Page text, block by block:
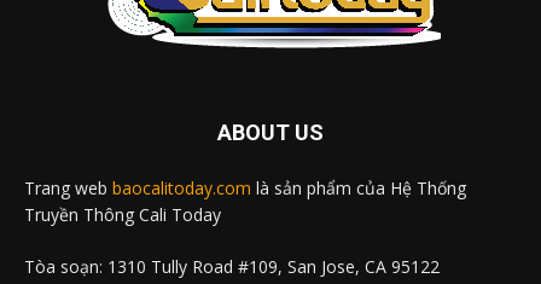
ABOUT US
Trang web baocalitoday.com là sản phẩm của Hệ Thống
Truyền Thông Cali Today
Tòa soạn: 1310 Tully Road #109, San Jose, CA 95122